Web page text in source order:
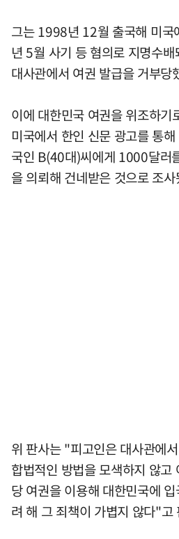
그는 1998년 12월 출국해 미
년 5월 사기 등 혐의로 지명수
대사관에서 여권 발급을 거부당
이에 대한민국 여권을 위조하
미국에서 한인 신문 광고를 통
국인 B(40대)씨에게 1000달러
을 의뢰해 건네받은 것으로 조사
위 판사는 "피고인은 대사관에
합법적인 방법을 모색하지 않
당 여권을 이용해 대한민국에
려 해 그 죄책이 가볍지 않다"고